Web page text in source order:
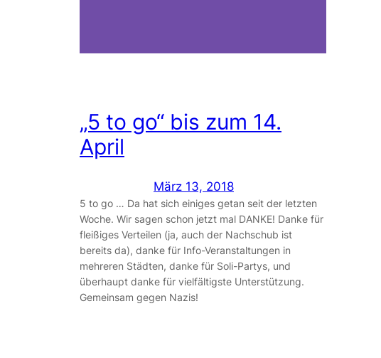
„5 to go“ bis zum 14.
April
März 13, 2018
5 to go … Da hat sich einiges getan seit der letzten
Woche. Wir sagen schon jetzt mal DANKE! Danke für
fleißiges Verteilen (ja, auch der Nachschub ist
bereits da), danke für Info-Veranstaltungen in
mehreren Städten, danke für Soli-Partys, und
überhaupt danke für vielfältigste Unterstützung.
Gemeinsam gegen Nazis!